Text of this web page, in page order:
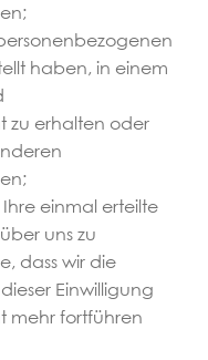
haben, in einem
zu erhalten oder
einmal erteilte
uns zu
dass wir die
Einwilligung
mehr fortführen